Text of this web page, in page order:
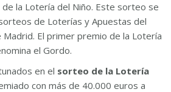
la Lotería del Niño. Este sorteo se
de Loterías y Apuestas del
Madrid. El primer premio de la Lotería
el Gordo.
en el sorteo de la Lotería
con más de 40.000 euros a